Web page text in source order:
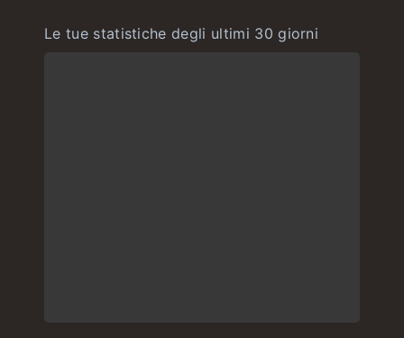
Le tue statistiche degli ultimi 30 giorni